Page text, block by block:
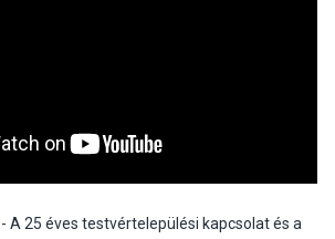
A 25 éves testvértelepülési kapcsolat és a